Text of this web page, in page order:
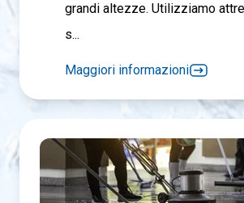
grandi altezze. Utilizziamo
s...
Maggiori informazioni